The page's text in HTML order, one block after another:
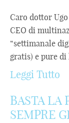
Caro dottor
CEO di
“settimanale
gratis) e pure
Leggi Tutto
BASTA LA
SEMPRE